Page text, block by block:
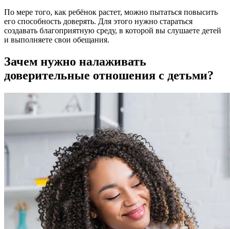
По мере того, как ребёнок растет, можно пытаться повысить
его способность доверять. Для этого нужно стараться
создавать благоприятную среду, в которой вы слушаете детей
и выполняете свои обещания.
Зачем нужно налаживать
доверительные отношения с детьми?